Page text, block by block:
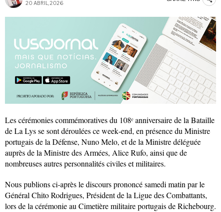
20 ABRIL, 2026
Les cérémonies commémoratives du 108ᵉ anniversaire de la Bataille
de La Lys se sont déroulées ce week‑end, en présence du Ministre
portugais de la Défense, Nuno Melo, et de la Ministre déléguée
auprès de la Ministre des Armées, Alice Rufo, ainsi que de
nombreuses autres personnalités civiles et militaires.
Nous publions ci‑après le discours prononcé samedi matin par le
Général Chito Rodrigues, Président de la Ligue des Combattants,
lors de la cérémonie au Cimetière militaire portugais de Richebourg.